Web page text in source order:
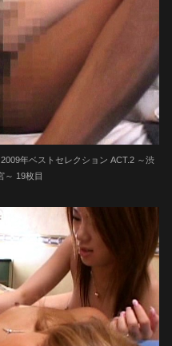
年ベストセレクション ACT.2 ～渋
～ 19枚目